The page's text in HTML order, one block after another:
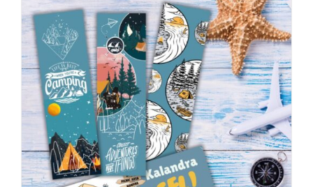
KOSÁRBA TESZEM
/
RÉSZLETEK